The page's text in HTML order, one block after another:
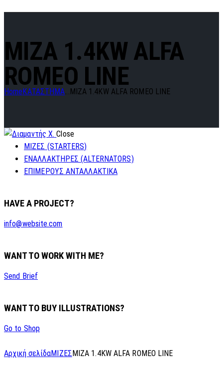
MIZA 1.4KW ALFA
ROMEO LINE
Home ΚΑΤΑΣΤΗΜΑ... MIZA 1.4KW ALFA ROMEO LINE
Close
ΜΙΖΕΣ (STARTERS)
ΕΝΑΛΛΑΚΤΗΡΕΣ (ALTERNATORS)
ΕΠΙΜΕΡΟΥΣ ΑΝΤΑΛΛΑΚΤΙΚΑ
HAVE A PROJECT?
info@website.com
WANT TO WORK WITH ME?
Send Brief
WANT TO BUY ILLUSTRATIONS?
Go to Shop
Αρχική σελίδαΜΙΖΕΣ MIZA 1.4KW ALFA ROMEO LINE